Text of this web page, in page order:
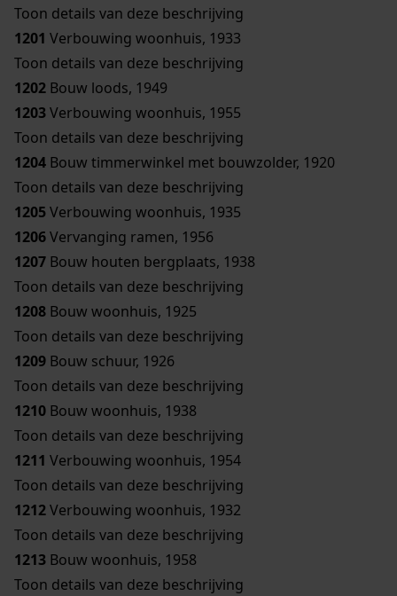
Toon details van deze beschrijving
1201 Verbouwing woonhuis, 1933
Toon details van deze beschrijving
1202 Bouw loods, 1949
1203Verbouwing woonhuis, 1955
Toon details van deze beschrijving
1204 Bouw timmerwinkel met bouwzolder, 1920
Toon details van deze beschrijving
1205Verbouwing woonhuis, 1935
1206Vervanging ramen, 1956
1207 Bouw houten bergplaats, 1938
Toon details van deze beschrijving
1208 Bouw woonhuis, 1925
Toon details van deze beschrijving
1209 Bouw schuur, 1926
Toon details van deze beschrijving
1210 Bouw woonhuis, 1938
Toon details van deze beschrijving
1211 Verbouwing woonhuis, 1954
Toon details van deze beschrijving
1212Verbouwing woonhuis, 1932
Toon details van deze beschrijving
1213 Bouw woonhuis, 1958
Toon details van deze beschrijving